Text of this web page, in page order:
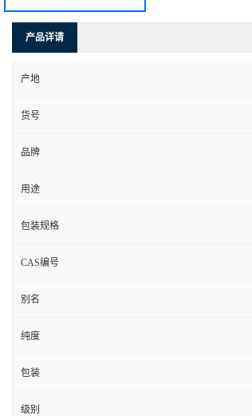
产品详请
产地
货号
品牌
用途
包装规格
CAS编号
别名
纯度
包装
级别